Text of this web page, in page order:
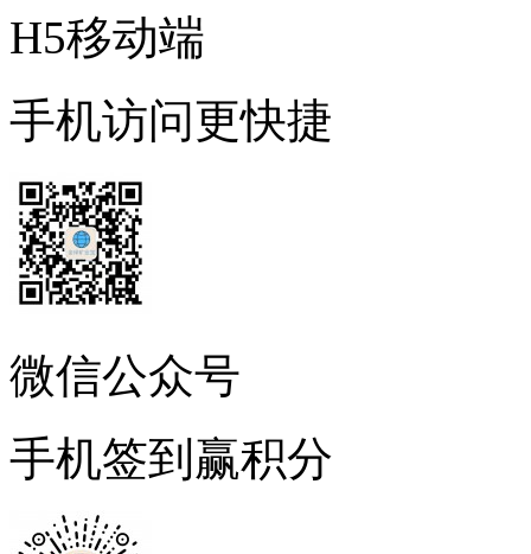
H5移动端
手机访问更快捷
微信公众号
手机签到赢积分